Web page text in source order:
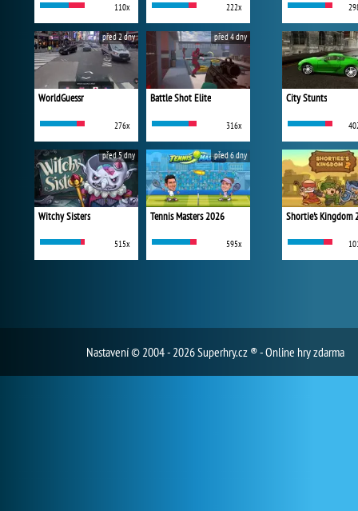
110x 222x
WorldGuessr
276x
před 2 dny
Battle Shot Elite
316x
před 4 dny
Witchy Sisters
515x
před 5 dny
Tennis Masters 2026
595x
před 6 dny
City Stunts
Shortie's Kingdom
Nastavení© 2004 - 2026 Superhry.cz ® - Online hry zdarma